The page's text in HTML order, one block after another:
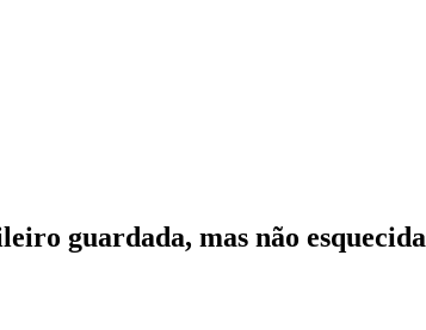
guardada, mas não esquecida